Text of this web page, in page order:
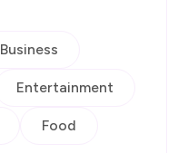
Business
Entertainment
Food